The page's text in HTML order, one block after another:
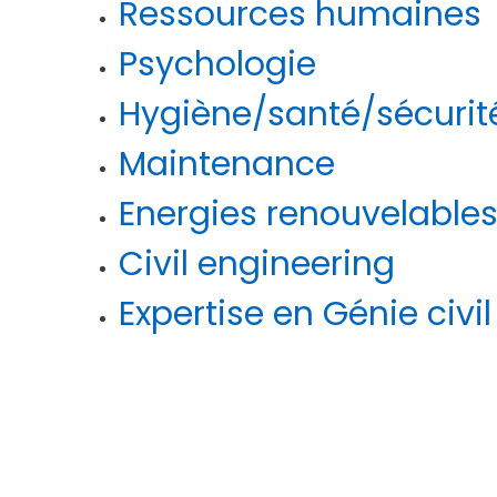
Ressources humaines
Psychologie
Hygiène/santé/
Maintenance
Energies renouvelables
Civil engineering
Expertise en Génie civil
GALERIES NTC
Formation à Lomé _ TOGO en
Pathologie des ouvrages en béton
armé du 8 au 12 août 2022
GALERIES NTC